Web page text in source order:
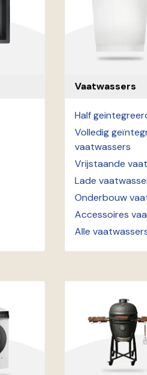
Vaatwassers
Half
Volledig
vaatwassers
Vrijstaande
Lade
Onderbouw
Accessoires
Alle